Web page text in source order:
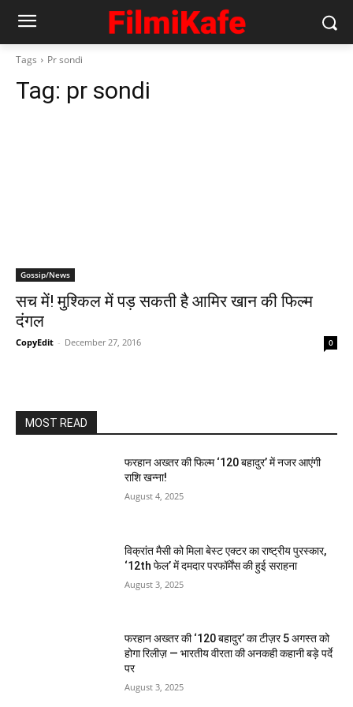
Tags Pr sondi
Tag: pr sondi
Gossip/News
सच में! मुश्‍किल में पड़ सकती है आमिर खान की फिल्‍म
दंगल
CopyEdit - December 27, 2016 0
MOST READ
फरहान अख्तर की फिल्म ‘120 बहादुर’ में नजर आएंगी
राशि खन्ना!
August 4, 2025
विक्रांत मैसी को मिला बेस्ट एक्टर का राष्ट्रीय पुरस्कार,
‘12th फेल’ में दमदार परफॉर्मेंस की हुई सराहना
August 3, 2025
फरहान अख्तर की ‘120 बहादुर’ का टीज़र 5 अगस्त को
होगा रिलीज़ — भारतीय वीरता की अनकही कहानी बड़े पर्दे
पर
August 3, 2025